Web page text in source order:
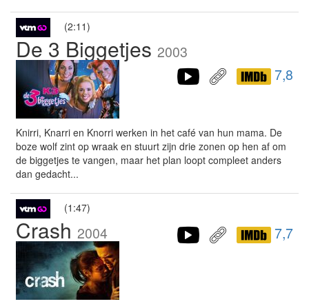
(2:11)
De 3 Biggetjes 2003
7,8
Knirri, Knarri en Knorri werken in het café van hun mama. De
boze wolf zint op wraak en stuurt zijn drie zonen op hen af om
de biggetjes te vangen, maar het plan loopt compleet anders
dan gedacht...
(1:47)
Crash 2004 7,7